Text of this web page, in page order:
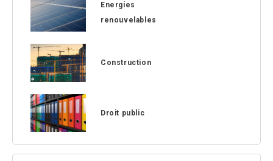
Energies
renouvelables
Construction
Droit public